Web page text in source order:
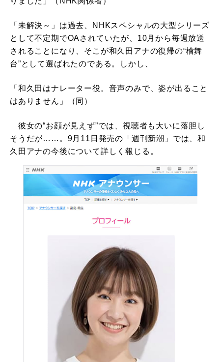
「未解決～」は過去、NHKスペシャルの大型シリーズ
として不定期でOAされていたが、10月から毎週放送
されることになり、そこが和久田アナの復帰の“檜舞
台”として選ばれたのである。しかし、
「和久田はナレーター役。音声のみで、姿が出ること
はありません」（同）
彼女の“お顔が見えず”では、視聴者も大いに落胆し
そうだが……。9月11日発売の「週刊新潮」では、和
久田アナの今後について詳しく報じる。